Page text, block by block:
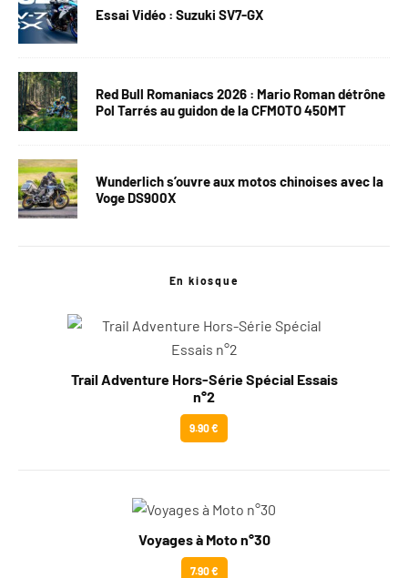
Essai Vidéo : Suzuki SV7-GX
Red Bull Romaniacs 2026 : Mario Roman détrône
Pol Tarrés au guidon de la CFMOTO 450MT
Wunderlich s’ouvre aux motos chinoises avec la
Voge DS900X
En kiosque
Trail Adventure Hors-Série Spécial Essais
n°2
9.90 €
Voyages à Moto n°30
7.90 €